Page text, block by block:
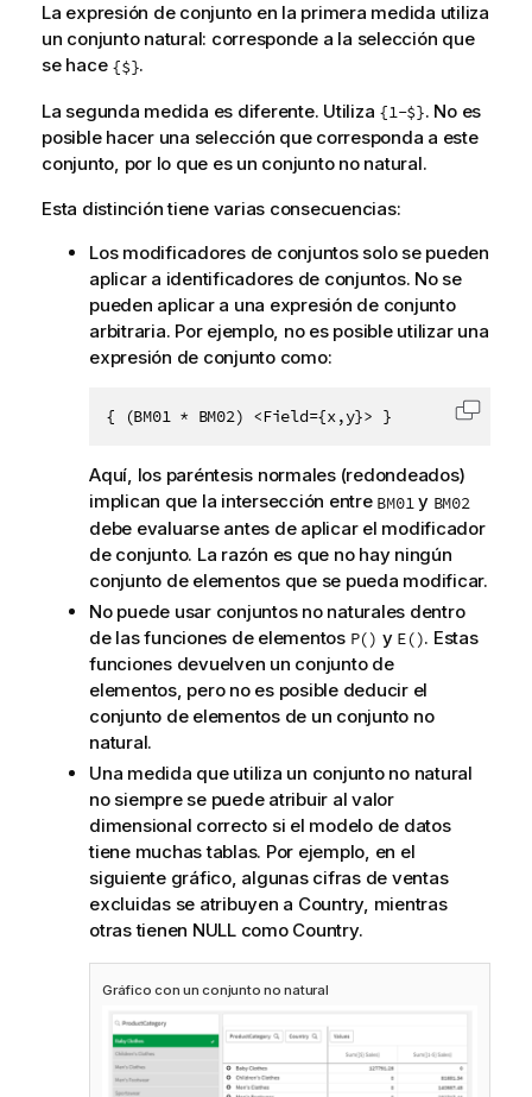
La expresión de conjunto en la primera medida utiliza
un conjunto natural: corresponde a la selección que
se hace {$}.
La segunda medida es diferente. Utiliza {1-$}. No es
posible hacer una selección que corresponda a este
conjunto, por lo que es un conjunto no natural.
Esta distinción tiene varias consecuencias:
Los modificadores de conjuntos solo se pueden
aplicar a identificadores de conjuntos. No se
pueden aplicar a una expresión de conjunto
arbitraria. Por ejemplo, no es posible utilizar una
expresión de conjunto como:
{ (BM01 * BM02) <Field={x,y}> } Copiar
Aquí, los paréntesis normales (redondeados)
implican que la intersección entre BM01 y BM02
debe evaluarse antes de aplicar el modificador
de conjunto. La razón es que no hay ningún
conjunto de elementos que se pueda modificar.
No puede usar conjuntos no naturales dentro
de las funciones de elementos P() y E(). Estas
funciones devuelven un conjunto de
elementos, pero no es posible deducir el
conjunto de elementos de un conjunto no
natural.
Una medida que utiliza un conjunto no natural
no siempre se puede atribuir al valor
dimensional correcto si el modelo de datos
tiene muchas tablas. Por ejemplo, en el
siguiente gráfico, algunas cifras de ventas
excluidas se atribuyen a Country, mientras
otras tienen NULLcomo Country.
Gráfico con un conjunto no natural